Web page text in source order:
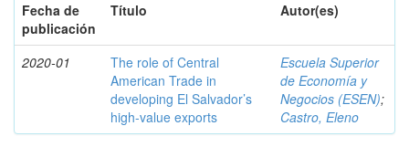
Fecha de
publicación
Título Autor(es)
2020-01
The role of Central
American Trade in
developing El Salvador’s
high-value exports
Escuela Superior
de Economía y
Negocios (ESEN);
Castro, Eleno